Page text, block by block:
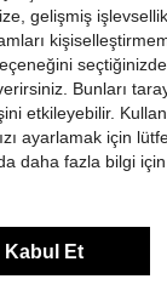
Helpful (0)
gelişmiş
Bunları
etkileyebilir.
ayarlamak için
daha fazla bilgi için
Et